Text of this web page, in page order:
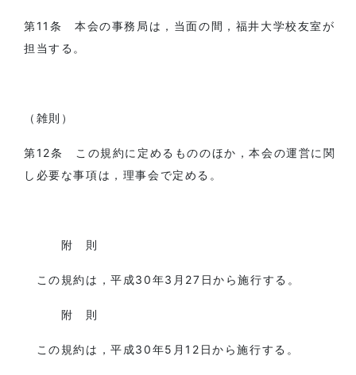
第11条 本会の事務局は，当面の間，福井大学校友室が
担当する。
（雑則）
第12条 この規約に定めるもののほか，本会の運営に関
し必要な事項は，理事会で定める。
附 則
この規約は，平成30年3月27日から施行する。
附 則
この規約は，平成30年5月12日から施行する。